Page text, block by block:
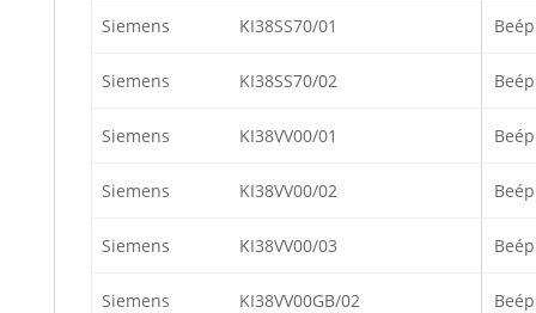
Siemens KI38SS70/01
Siemens KI38SS70/02
Siemens KI38VV00/01
Siemens KI38VV00/02
Siemens KI38VV00/03
Siemens KI38VV00GB/02